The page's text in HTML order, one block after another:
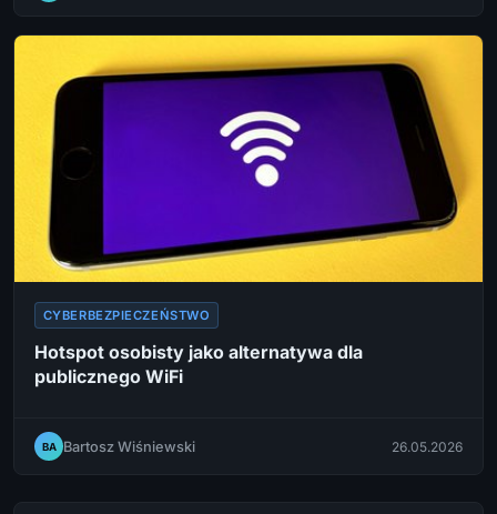
CYBERBEZPIECZEŃSTWO
Hotspot osobisty jako alternatywa dla
publicznego WiFi
BA Bartosz Wiśniewski 26.05.2026